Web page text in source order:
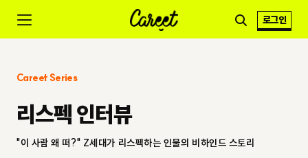
로그인
Careet Series
리스펙 인터뷰
"이 사람 왜 떠?" Z세대가 리스펙하는 인물의 비하인드 스토리